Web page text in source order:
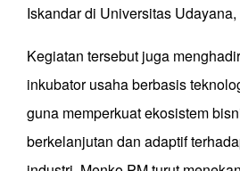
Iskandar di Universitas
Kegiatan tersebut juga
inkubator usaha berbasis
guna memperkuat ekosistem
berkelanjutan dan adaptif